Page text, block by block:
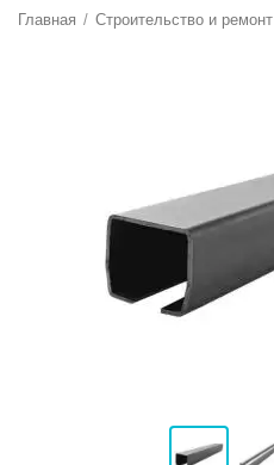
Главная / Строительство и ремонт